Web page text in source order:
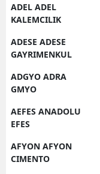
ADEL ADEL
KALEMCILIK
ADESE ADESE
GAYRIMENKUL
ADGYO ADRA
GMYO
AEFES ANADOLU
EFES
AFYON AFYON
CIMENTO